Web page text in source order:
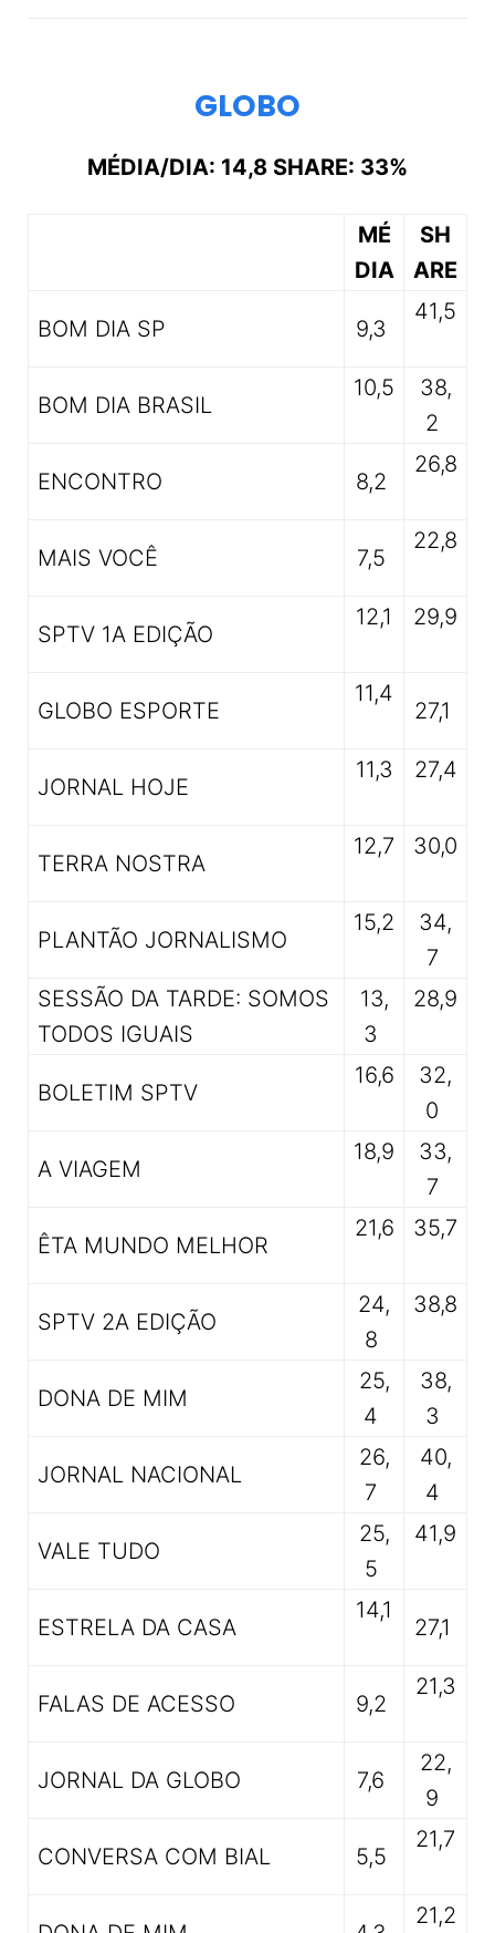
GLOBO
MÉDIA/DIA: 14,8 SHARE: 33%
MÉ
DIA
SH
ARE
BOM DIA SP 9,3
41,5
BOM DIA BRASIL
10,5
38,
2
ENCONTRO 8,2
26,8
MAIS VOCÊ 7,5
22,8
SPTV 1A EDIÇÃO
12,1 29,9
GLOBO ESPORTE
11,4
27,1
JORNAL HOJE
11,3 27,4
TERRA NOSTRA
12,7 30,0
PLANTÃO JORNALISMO
15,2
34,
7
SESSÃO DA TARDE: SOMOS
TODOS IGUAIS
13,
3
28,9
BOLETIM SPTV
16,6
32,
0
A VIAGEM
18,9
33,
7
ÊTA MUNDO MELHOR
21,6 35,7
SPTV 2A EDIÇÃO
24,
8
38,8
DONA DE MIM
25,
4
38,
3
JORNAL NACIONAL
26,
7
40,
4
VALE TUDO
25,
5
41,9
ESTRELA DA CASA
14,1
27,1
FALAS DE ACESSO 9,2
21,3
JORNAL DA GLOBO 7,6
22,
9
CONVERSA COM BIAL 5,5
21,7
21,2